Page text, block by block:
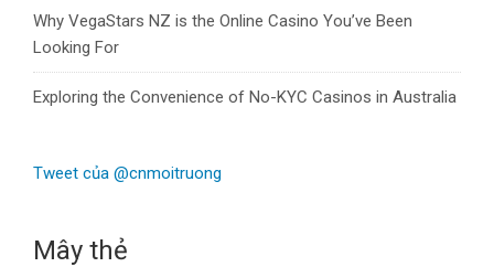
Why VegaStars NZ is the Online Casino You’ve Been
Looking For
Exploring the Convenience of No-KYC Casinos in Australia
Tweet của @cnmoitruong
Mây thẻ